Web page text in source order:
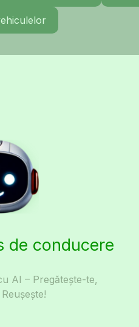
de conducere
AI – Pregătește-te,